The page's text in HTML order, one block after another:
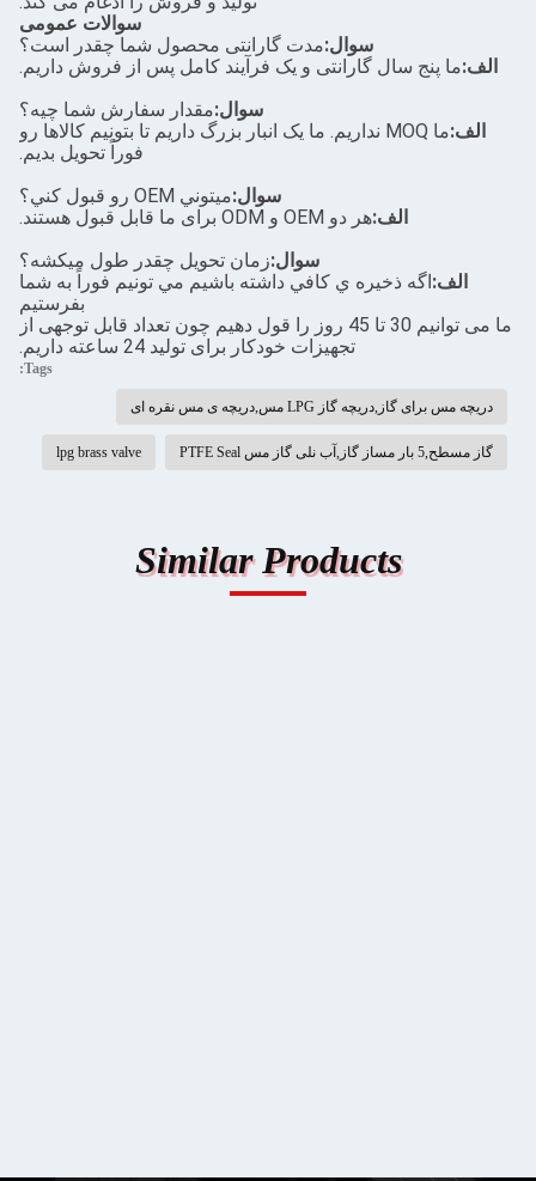
سوالات عمومی
سوال:مدت گارانتی محصول شما چقدر است؟
الف:ما پنج سال گارانتی و یک فرآیند کامل پس از فروش داریم.
سوال:مقدار سفارش شما چيه؟
الف:
ما MOQ نداریم. ما یک انبار بزرگ داریم تا بتونیم کالاها رو
فوراً تحویل بدیم.
سوال:ميتوني OEM رو قبول کني؟
الف:هر دو OEM و ODM برای ما قابل قبول هستند.
سوال:زمان تحویل چقدر طول میکشه؟
الف:اگه ذخيره ي کافي داشته باشيم مي تونيم فوراً به شما
بفرستيم
ما می توانیم 30 تا 45 روز را قول دهیم چون تعداد قابل توجهی از
تجهیزات خودکار برای تولید 24 ساعته داریم.
Tags:
دریچه مس برای گاز,دریچه گاز LPG مس,دریچه ی مس نقره ای
گاز مسطح,5 بار مساز گاز,آب نلی گاز مس PTFE Seal lpg brass valve
Similar Products